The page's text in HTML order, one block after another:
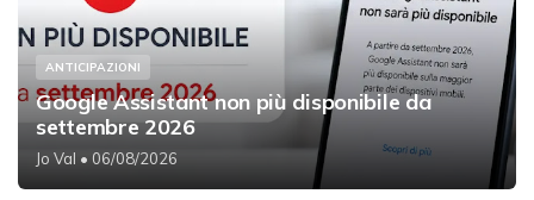
ANTICIPAZIONI
Google Assistant non più disponibile da
settembre 2026
Jo Val • 06/08/2026